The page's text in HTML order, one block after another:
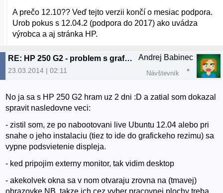
A prečo 12.10?? Veď tejto verzii končí o mesiac podpora.
Urob pokus s 12.04.2 (podpora do 2017) ako uvádza
výrobca a aj stránka HP.
RE: HP 250 G2 - problem s grafikou
23.03.2014 | 02:11
Andrej Babinec
Návštevník
No ja sa s HP 250 G2 hram uz 2 dni :D a zatial som dokazal
spravit nasledovne veci:
- zistil som, ze po nabootovani live Ubuntu 12.04 alebo pri
snahe o jeho instalaciu (tiez to ide do grafickeho rezimu) sa
vypne podsvietenie displeja.
- ked pripojim externy monitor, tak vidim desktop
- akekolvek okna sa v nom otvaraju zrovna na (tmavej)